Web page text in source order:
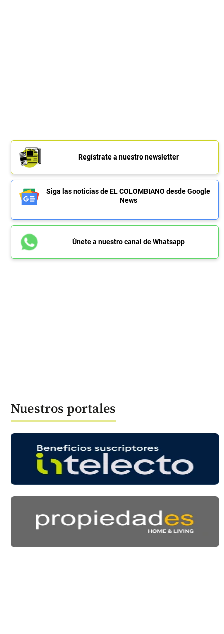
Regístrate a nuestro newsletter
Siga las noticias de EL COLOMBIANO desde Google
News
Únete a nuestro canal de Whatsapp
Nuestros portales